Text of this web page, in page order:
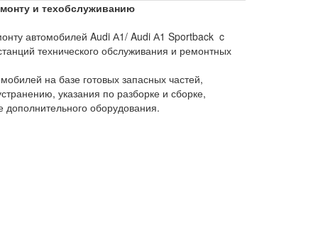
и техобслуживанию
автомобилей Audi А1/ Audi А1 Sportback c
технического обслуживания и ремонтных
на базе готовых запасных частей,
указания по разборке и сборке,
оборудования.